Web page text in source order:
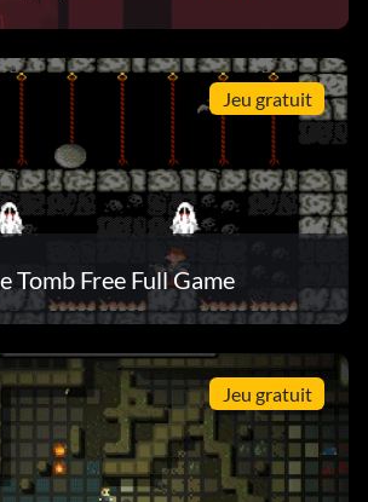
Jeu gratuit
Tomb Free Full Game
Jeu gratuit